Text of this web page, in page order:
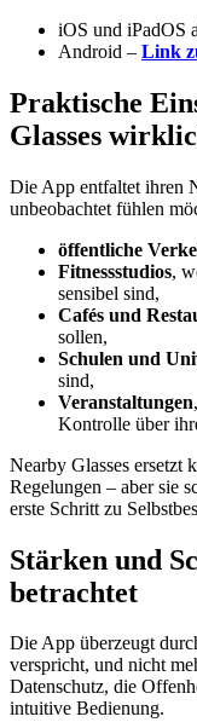
iOS und iPadOS
Android – Link
Praktische
Glasses
Die App entfaltet ihren
unbeobachtet fühlen
öffentliche
Fitnessstudios,
sensibel sind,
Cafés und
sollen,
Schulen und
sind,
Veranstaltungen
Kontrolle über
Nearby Glasses ersetzt
Regelungen – aber sie
erste Schritt zu
Stärken und
betrachtet
Die App überzeugt
verspricht, und nicht
Datenschutz, die
intuitive Bedienung.